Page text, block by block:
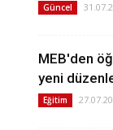
Güncel
MEB'den
yeni
Eğitim